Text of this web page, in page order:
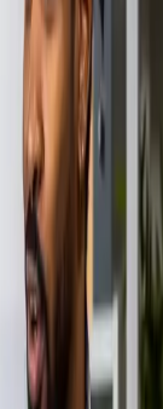
de negócio
vez mais
utilizando dados
design thinking
como
meio de soluções
valorização
do consumo
essenciais;
em todos os
interação com o
oportunidades;